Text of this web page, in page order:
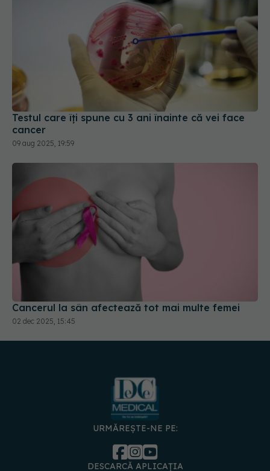
Testul care îți spune cu 3 ani înainte că vei face
cancer
09 aug 2025, 19:59
Cancerul la sân afectează tot mai multe femei
02 dec 2025, 15:45
URMĂREȘTE-NE PE:
DESCARCĂ APLICAȚIA